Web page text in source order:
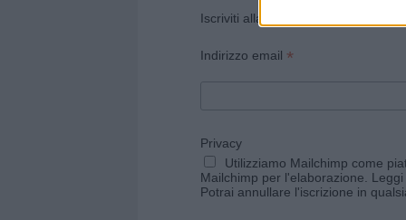
Iscriviti alla newsletter di Gallura
Indirizzo email *
Privacy
Utilizziamo Mailchimp come
Mailchimp per l'elaborazione.
Potrai annullare l'iscrizione in